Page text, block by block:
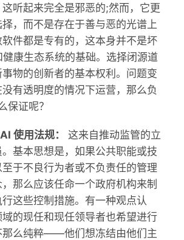
听起来完全是邪恶的;然而，它更
，而不是存在于善与恶的光谱上
件都是专有的，这本身并不是坏
康生态系统的基础。选择闭源道
物的创新者的基本权利。问题变
有透明度的情况下运营，那么负
保证呢？
使用法规：
这来自推动监管的立
基本思想是，如果公共职能或技
于不良行为者或不负责任的管理
那么应该任命一个政府机构来制
这些控制措施。有一种观点认
的现任和现任领导者也希望进行
那么纯粹——他们想冻结由他们主